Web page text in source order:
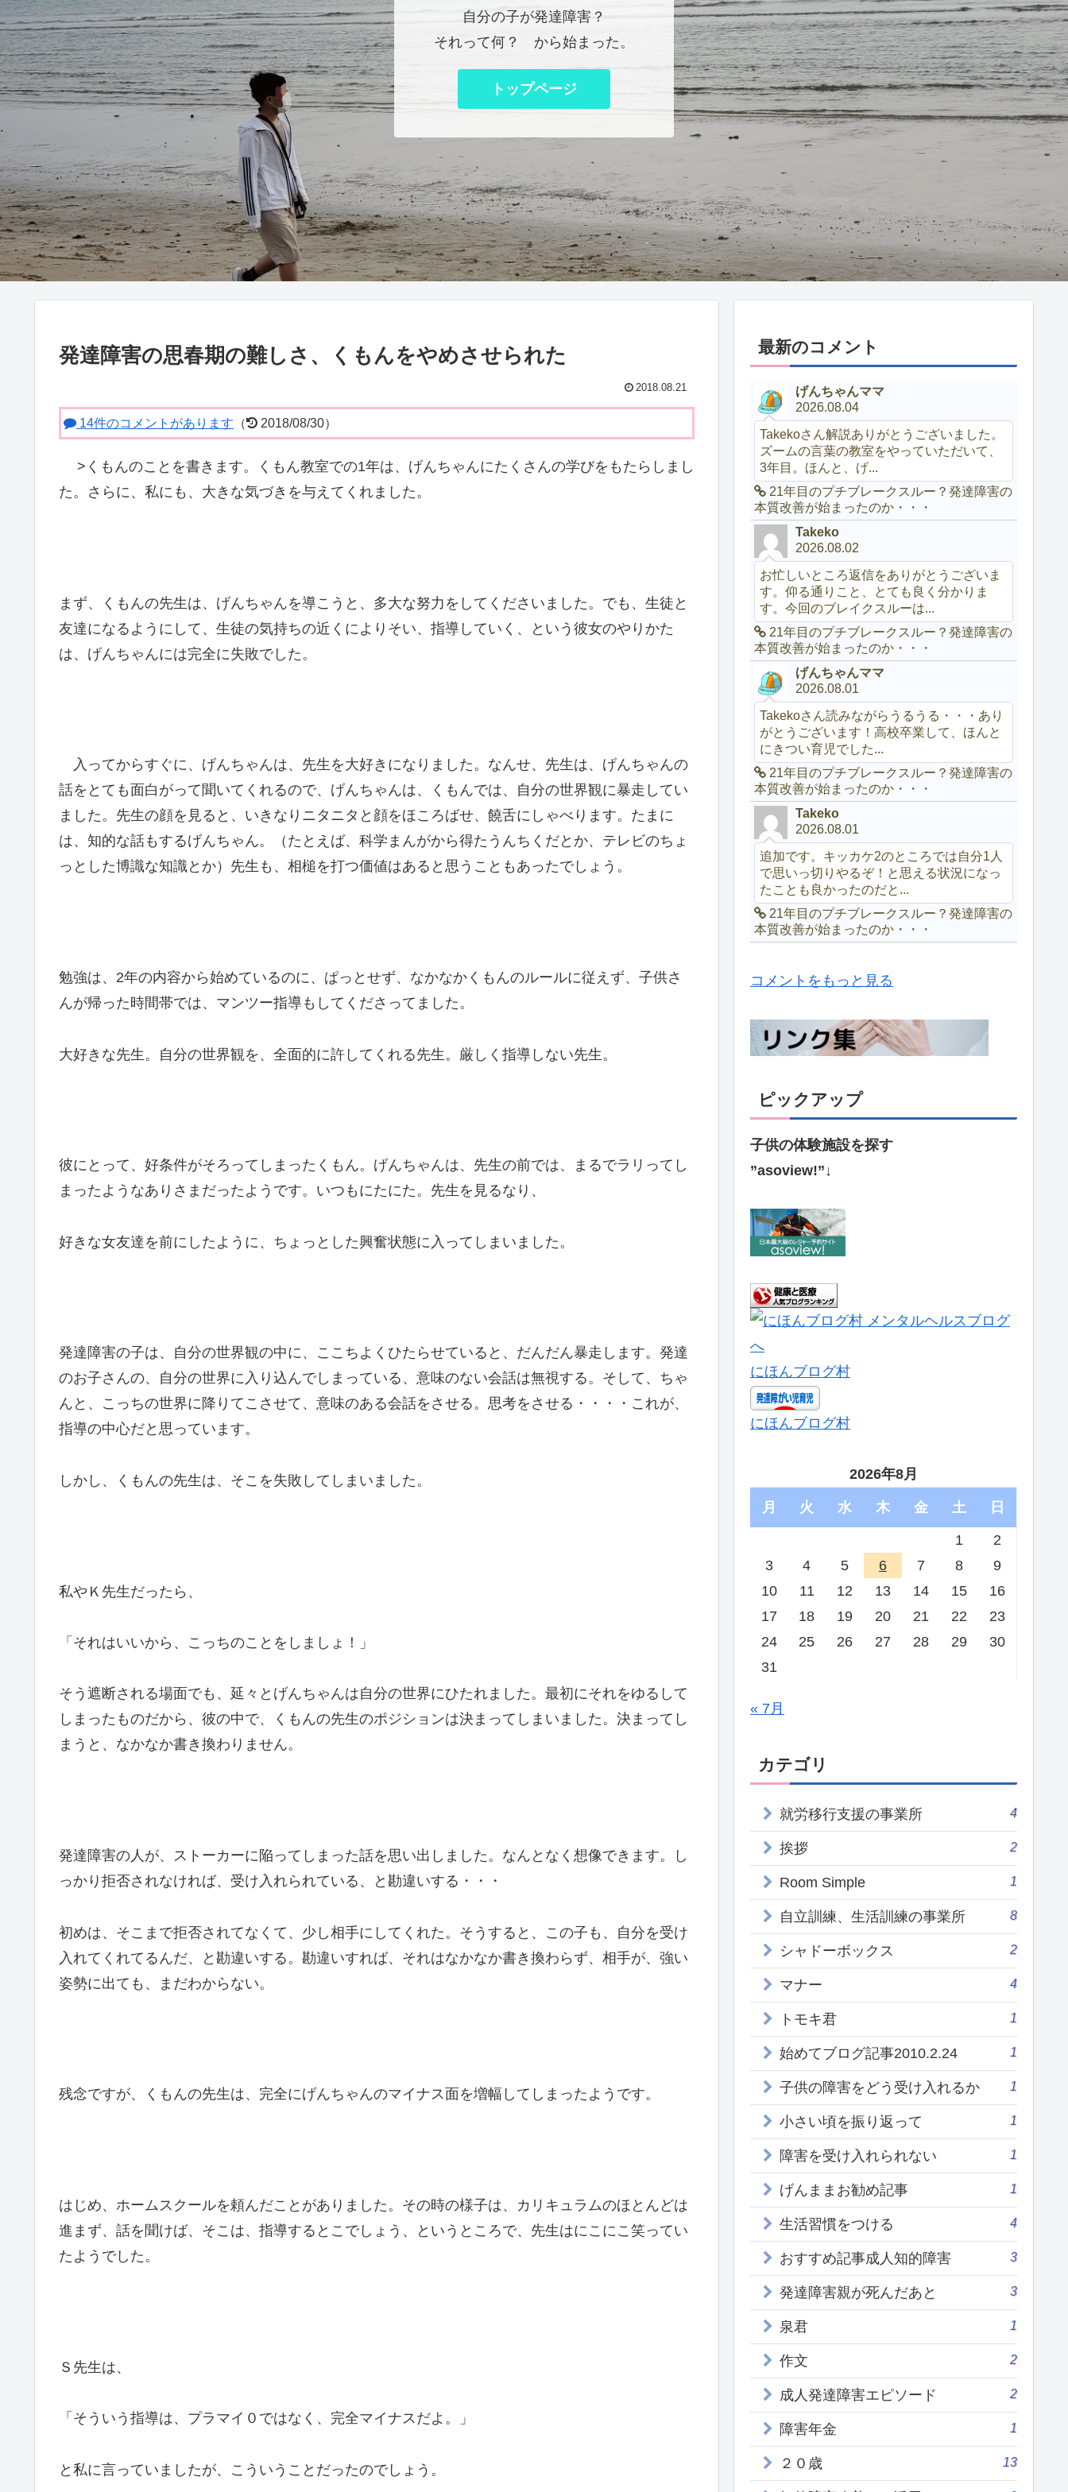
自分の子が発達障害？
それって何？ から始まった。
トップページ
発達障害の思春期の難しさ、くもんをやめさせられた
2018.08.21
14件のコメントがあります （ 2018/08/30）
> くもんのことを書きます。くもん教室での1年は、げんちゃんにたくさんの学びをもたらしまし
た。さらに、私にも、大きな気づきを与えてくれました。
まず、くもんの先生は、げんちゃんを導こうと、多大な努力をしてくださいました。でも、生徒と
友達になるようにして、生徒の気持ちの近くによりそい、指導していく、という彼女のやりかた
は、げんちゃんには完全に失敗でした。
入ってからすぐに、げんちゃんは、先生を大好きになりました。なんせ、先生は、げんちゃんの
話をとても面白がって聞いてくれるので、げんちゃんは、くもんでは、自分の世界観に暴走してい
ました。先生の顔を見ると、いきなりニタニタと顔をほころばせ、饒舌にしゃべります。たまに
は、知的な話もするげんちゃん。（たとえば、科学まんがから得たうんちくだとか、テレビのちょ
っとした博識な知識とか）先生も、相槌を打つ価値はあると思うこともあったでしょう。
勉強は、2年の内容から始めているのに、ぱっとせず、なかなかくもんのルールに従えず、子供さ
んが帰った時間帯では、マンツー指導もしてくださってました。
大好きな先生。自分の世界観を、全面的に許してくれる先生。厳しく指導しない先生。
彼にとって、好条件がそろってしまったくもん。げんちゃんは、先生の前では、まるでラリってし
まったようなありさまだったようです。いつもにたにた。先生を見るなり、
好きな女友達を前にしたように、ちょっとした興奮状態に入ってしまいました。
発達障害の子は、自分の世界観の中に、ここちよくひたらせていると、だんだん暴走します。発達
のお子さんの、自分の世界に入り込んでしまっている、意味のない会話は無視する。そして、ちゃ
んと、こっちの世界に降りてこさせて、意味のある会話をさせる。思考をさせる・・・・これが、
指導の中心だと思っています。
しかし、くもんの先生は、そこを失敗してしまいました。
私やＫ先生だったら、
「それはいいから、こっちのことをしましょ！」
そう遮断される場面でも、延々とげんちゃんは自分の世界にひたれました。最初にそれをゆるして
しまったものだから、彼の中で、くもんの先生のポジションは決まってしまいました。決まってし
まうと、なかなか書き換わりません。
発達障害の人が、ストーカーに陥ってしまった話を思い出しました。なんとなく想像できます。し
っかり拒否されなければ、受け入れられている、と勘違いする・・・
初めは、そこまで拒否されてなくて、少し相手にしてくれた。そうすると、この子も、自分を受け
入れてくれてるんだ、と勘違いする。勘違いすれば、それはなかなか書き換わらず、相手が、強い
姿勢に出ても、まだわからない。
残念ですが、くもんの先生は、完全にげんちゃんのマイナス面を増幅してしまったようです。
はじめ、ホームスクールを頼んだことがありました。その時の様子は、カリキュラムのほとんどは
進まず、話を聞けば、そこは、指導するとこでしょう、というところで、先生はにこにこ笑ってい
たようでした。
Ｓ先生は、
「そういう指導は、プラマイ０ではなく、完全マイナスだよ。」
と私に言っていましたが、こういうことだったのでしょう。
最新のコメント
げんちゃんママ
2026.08.04
Takekoさん解説ありがとうございました。
ズームの言葉の教室をやっていただいて、
3年目。ほんと、げ...
21年目のプチブレークスルー？発達障害の
本質改善が始まったのか・・・
Takeko
2026.08.02
お忙しいところ返信をありがとうございま
す。仰る通りこと、とても良く分かりま
す。今回のブレイクスルーは...
21年目のプチブレークスルー？発達障害の
本質改善が始まったのか・・・
げんちゃんママ
2026.08.01
Takekoさん読みながらうるうる・・・あり
がとうございます！高校卒業して、ほんと
にきつい育児でした...
21年目のプチブレークスルー？発達障害の
本質改善が始まったのか・・・
Takeko
2026.08.01
追加です。キッカケ2のところでは自分1人
で思いっ切りやるぞ！と思える状況になっ
たことも良かったのだと...
21年目のプチブレークスルー？発達障害の
本質改善が始まったのか・・・
コメントをもっと見る
ピックアップ
子供の体験施設を探す
”asoview!”↓
にほんブログ村
にほんブログ村
2026年8月
月 火 水 木 金 土 日
1
2
3
4 5 6 7 8
9
10
11 12 13 14 15
16
17
18 19 20 21 22
23
24
25 26 27 28 29
30
31
« 7月
カテゴリ
就労移行支援の事業所 4
挨拶 2
Room Simple 1
自立訓練、生活訓練の事業所 8
シャドーボックス 2
マナー 4
トモキ君 1
始めてブログ記事2010.2.24 1
子供の障害をどう受け入れるか 1
小さい頃を振り返って 1
障害を受け入れられない 1
げんままお勧め記事 1
生活習慣をつける 4
おすすめ記事成人知的障害 3
発達障害親が死んだあと 3
泉君 1
作文 2
成人発達障害エピソード 2
障害年金 1
２０歳 13